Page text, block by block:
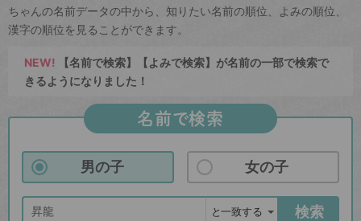
ちゃんの名前データの中から、知りたい名前の順位、よみの順位、
漢字の順位を見ることができます。
NEW! 【名前で検索】【よみで検索】が名前の一部で検索で
きるようになりました！
名前で検索
男の子 女の子
検索